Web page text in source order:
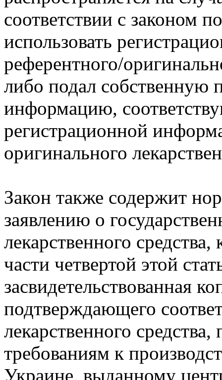
соответствии с законом
использовать
референтного/
либо подал собственную
информацию,
регистрационной
оригинального
Закон также содержит
заявлению о
лекарственного
части четвертой этой
засвидетельствованная
подтверждающего
лекарственного
требованиям к
Украине, выданному